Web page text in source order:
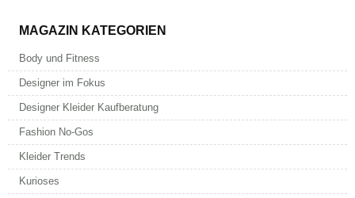
MAGAZIN KATEGORIEN
Body und Fitness
Designer im Fokus
Designer Kleider Kaufberatung
Fashion No-Gos
Kleider Trends
Kurioses